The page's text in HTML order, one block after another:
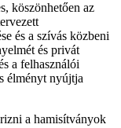
köszönhetően az
és a szívás közbeni
és privát
a felhasználói
élményt nyújtja
a hamisítványok